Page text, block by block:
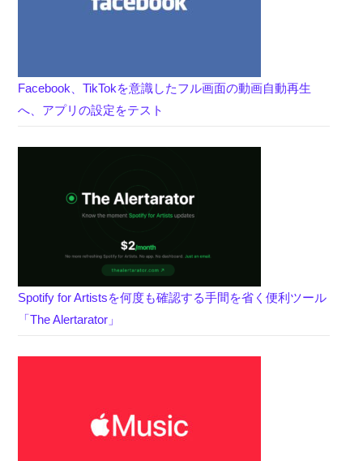
Facebook、TikTokを意識したフル画面の動画自動再生
へ、アプリの設定をテスト
Spotify for Artistsを何度も確認する手間を省く便利ツール
「The Alertarator」